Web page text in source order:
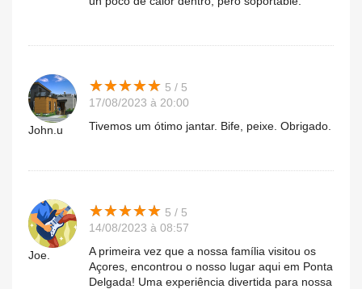
John.u
★★★★★
★★★★★ 5 / 5
17/08/2023 à 20:00
Tivemos um ótimo jantar. Bife, peixe. Obrigado.
Joe.
★★★★★
★★★★★ 5 / 5
14/08/2023 à 08:57
A primeira vez que a nossa família visitou os
Açores, encontrou o nosso lugar aqui em Ponta
Delgada! Uma experiência divertida para nossa